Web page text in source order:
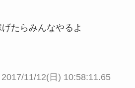
たらみんなやるよ
2017/11/12(日) 10:58:11.65